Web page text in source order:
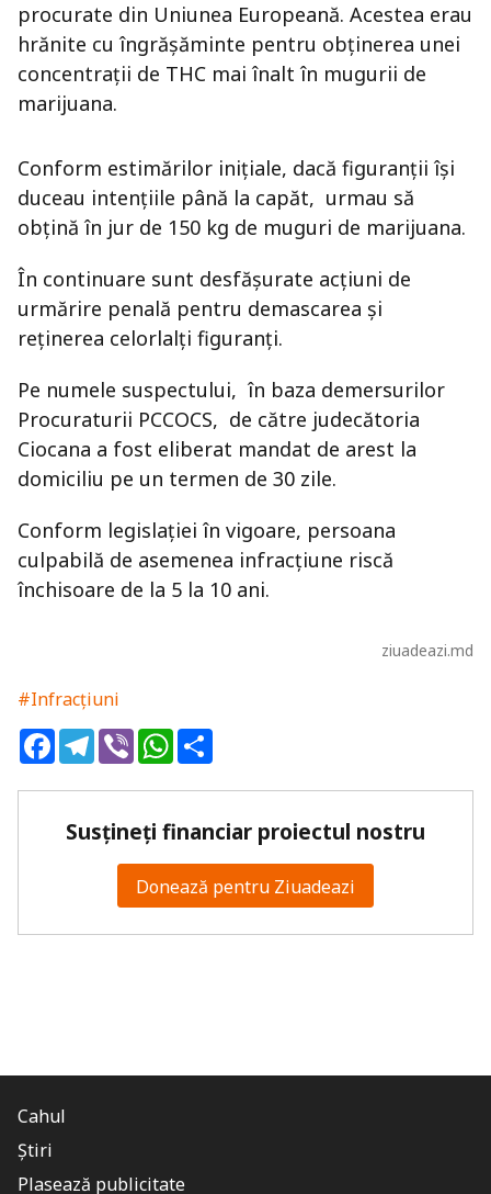
procurate din Uniunea Europeană. Acestea erau
hrănite cu îngrășăminte pentru obținerea unei
concentrații de THC mai înalt în mugurii de
marijuana.
Conform estimărilor inițiale, dacă figuranții își
duceau intențiile până la capăt, urmau să
obțină în jur de 150 kg de muguri de marijuana.
În continuare sunt desfășurate acțiuni de
urmărire penală pentru demascarea și
reținerea celorlalți figuranți.
Pe numele suspectului, în baza demersurilor
Procuraturii PCCOCS, de către judecătoria
Ciocana a fost eliberat mandat de arest la
domiciliu pe un termen de 30 zile.
Conform legislației în vigoare, persoana
culpabilă de asemenea infracțiune riscă
închisoare de la 5 la 10 ani.
ziuadeazi.md
#Infracțiuni
FacebookTelegram
ViberWhatsApp
Susțineți financiar proiectul nostru
Donează pentru Ziuadeazi
Cahul
Știri
Plasează publicitate